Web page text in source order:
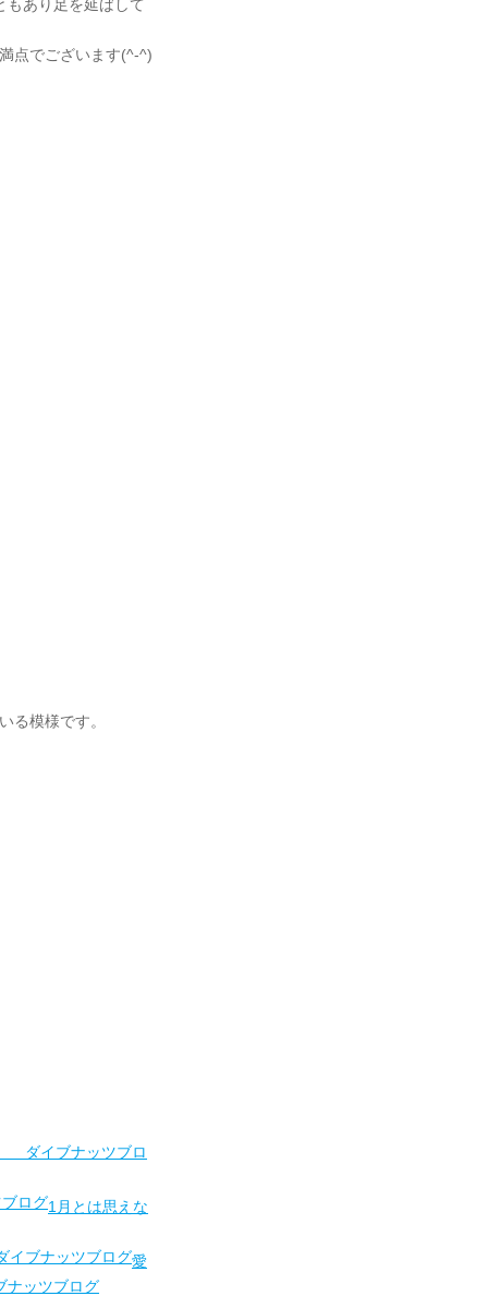
もあり足を延ばして
点でございます(^-^)
る模様です。
ダイブナッツブロ
1月とは思えな
愛
ッツブログ